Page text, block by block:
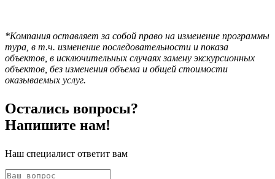
*Компания оставляет за собой право на изменение программы
тура, в т.ч. изменение последовательности и показа
объектов, в исключительных случаях замену экскурсионных
объектов, без изменения объема и общей стоимости
оказываемых услуг.
Остались вопросы?
Напишите нам!
Наш специалист ответит вам